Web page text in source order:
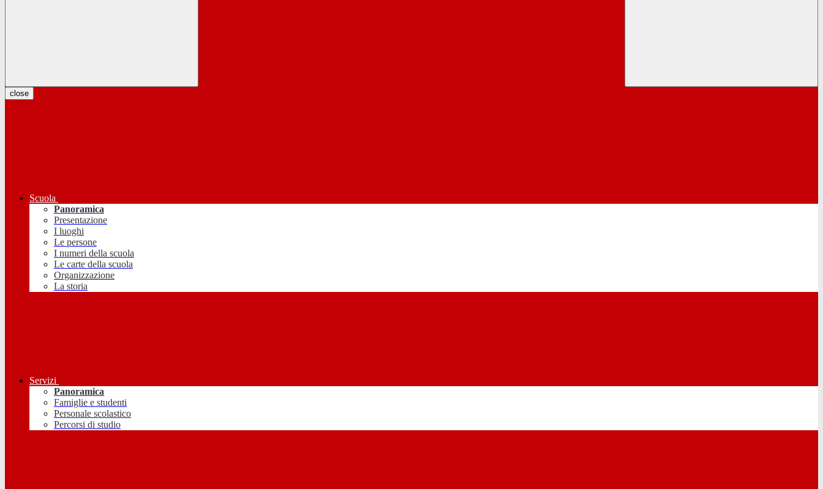
close
Scuola
Panoramica
Presentazione
I luoghi
Le persone
I numeri della scuola
Le carte della scuola
Organizzazione
La storia
Servizi
Panoramica
Famiglie e studenti
Personale scolastico
Percorsi di studio